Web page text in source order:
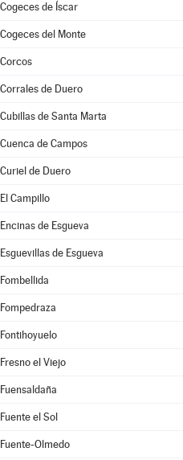
Cogeces de Íscar
Cogeces del Monte
Corcos
Corrales de Duero
Cubillas de Santa Marta
Cuenca de Campos
Curiel de Duero
El Campillo
Encinas de Esgueva
Esguevillas de Esgueva
Fombellida
Fompedraza
Fontihoyuelo
Fresno el Viejo
Fuensaldaña
Fuente el Sol
Fuente-Olmedo